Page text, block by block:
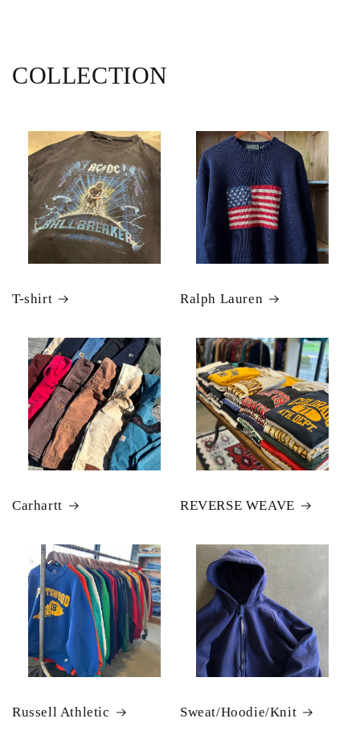
COLLECTION
T-shirt Ralph Lauren
Carhartt REVERSE WEAVE
Russell Athletic Sweat/Hoodie/Knit